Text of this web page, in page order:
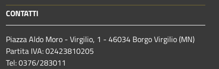
CONTATTI
Piazza Aldo Moro - Virgilio, 1 - 46034 Borgo Virgilio (MN)
Partita IVA: 02423810205
Tel: 0376/283011